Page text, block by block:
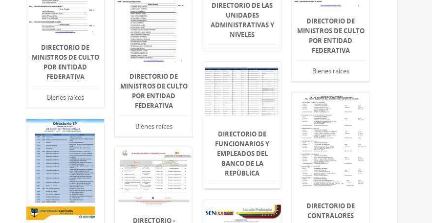
DIRECTORIO DE
MINISTROS DE CULTO
POR ENTIDAD
FEDERATIVA
Bienes raíces
DIRECTORIO DE
MINISTROS DE CULTO
POR ENTIDAD
FEDERATIVA
Bienes raíces
DIRECTORIO DE
MINISTROS DE CULTO
POR ENTIDAD
FEDERATIVA
Bienes raíces
DIRECTORIO DE LAS
UNIDADES
ADMINISTRATIVAS Y
NIVELES
DIRECTORIO DE
FUNCIONARIOS Y
EMPLEADOS DEL
BANCO DE LA
REPÚBLICA
DIRECTORIO DE
CONTRALORES
DIRECTORIO -